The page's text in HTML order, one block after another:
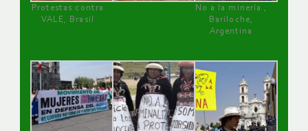
Protestas contra
VALE, Brasil
No a la minería ,
Bariloche,
Argentina